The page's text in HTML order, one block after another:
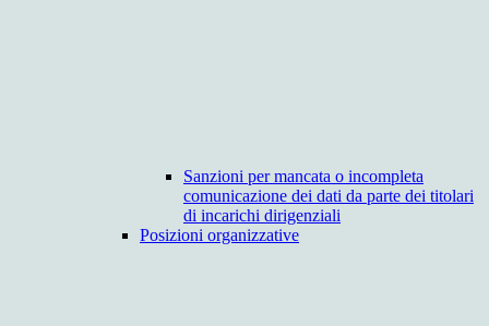
Sanzioni per mancata o incompleta
comunicazione dei dati da parte dei titolari
di incarichi dirigenziali
Posizioni organizzative